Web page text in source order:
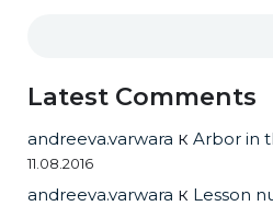
Latest Comments
andreeva.varwara к Arbor in
11.08.2016
andreeva.varwara к Lesson